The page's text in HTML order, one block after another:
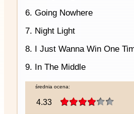
6. Going Nowhere
7. Night Light
8. I Just Wanna Win One
9. In The Middle
średnia ocena:
4.33